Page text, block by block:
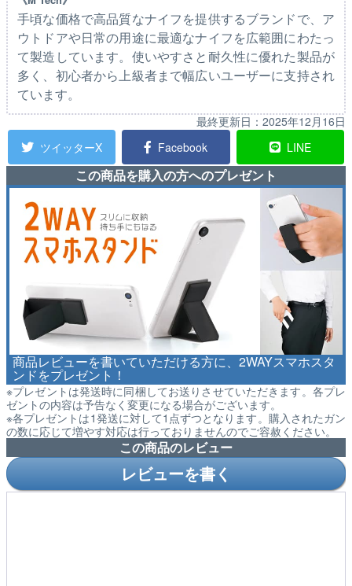
手頃な価格で高品質なナイフを提供するブランドで、ア
ウトドアや日常の用途に最適なナイフを広範囲にわたっ
て製造しています。使いやすさと耐久性に優れた製品が
多く、初心者から上級者まで幅広いユーザーに支持され
ています。
最終更新日： 2025年12月16日
ツイッターX
Facebook LINE
この商品を購入の方へのプレゼント
商品レビューを書いていただける方に、2WAYスマホスタ
ンドをプレゼント！
※プレゼントは発送時に同梱してお送りさせていただきます。各プレ
ゼントの内容は予告なく変更になる場合がございます。
※各プレゼントは1発送に対して1点ずつとなります。購入されたガン
の数に応じて増やす対応は行っておりませんのでご容赦ください。
この商品のレビュー
レビューを書く